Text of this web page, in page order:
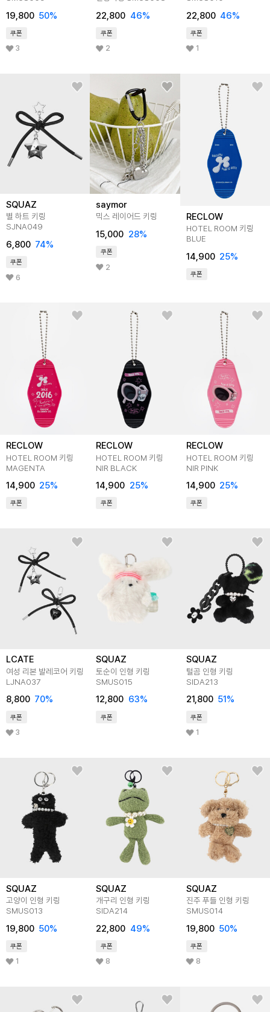
19,800 50%
쿠폰
3
22,800 46%
쿠폰
2
22,800 46%
쿠폰
1
SQUAZ
별 하트 키링
SJNA049
6,800 74%
쿠폰
6
saymor
믹스 레이어드 키링
15,000 28%
쿠폰
2
RECLOW
HOTEL ROOM 키링
BLUE
14,900 25%
쿠폰
RECLOW
HOTEL ROOM 키링
MAGENTA
14,900 25%
쿠폰
RECLOW
HOTEL ROOM 키링
NIR BLACK
14,900 25%
쿠폰
RECLOW
HOTEL ROOM 키링
NIR PINK
14,900 25%
쿠폰
LCATE
여성 리본 발레코어 키링
LJNA037
8,800 70%
쿠폰
3
SQUAZ
토순이 인형 키링
SMUS015
12,800 63%
쿠폰
SQUAZ
털곰 인형 키링
SIDA213
21,800 51 %
쿠폰
1
SQUAZ
고양이 인형 키링
SMUS013
19,800 50%
쿠폰
1
SQUAZ
개구리 인형 키링
SIDA214
22,800 49%
쿠폰
8
SQUAZ
진주 푸들 인형 키링
SMUS014
19,800 50%
쿠폰
8